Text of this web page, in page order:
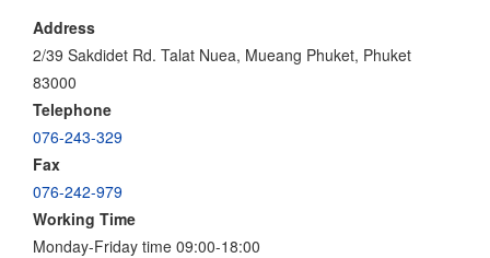
Address
2/39 Sakdidet Rd. Talat Nuea, Mueang Phuket, Phuket
83000
Telephone
076-243-329
Fax
076-242-979
Working Time
Monday-Friday time 09:00-18:00